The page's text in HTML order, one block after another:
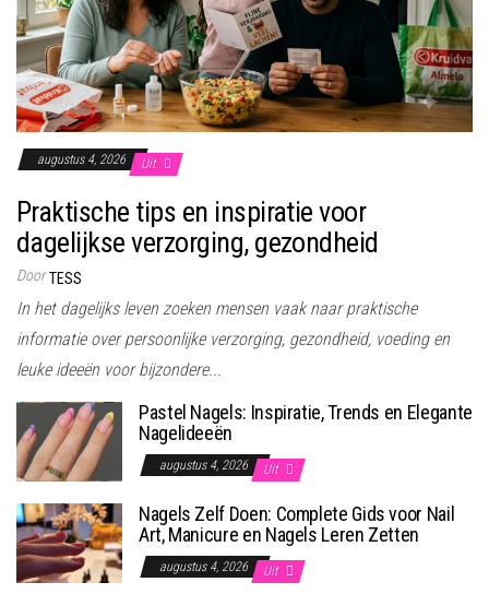
augustus 4, 2026 Uit
Praktische tips en inspiratie voor
dagelijkse verzorging, gezondheid
Door TESS
In het dagelijks leven zoeken mensen vaak naar praktische
informatie over persoonlijke verzorging, gezondheid, voeding en
leuke ideeën voor bijzondere...
Pastel Nagels: Inspiratie, Trends en Elegante
Nagelideeën
augustus 4, 2026 Uit
Nagels Zelf Doen: Complete Gids voor Nail
Art, Manicure en Nagels Leren Zetten
augustus 4, 2026 Uit